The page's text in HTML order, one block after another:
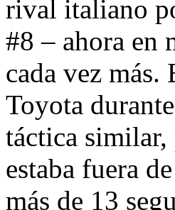
rival italiano
#8 – ahora en
cada vez
Toyota
táctica
estaba fuera
más de 13